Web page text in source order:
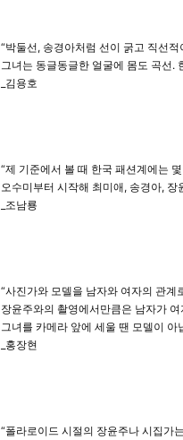
“박둘선, 송경아처럼 선이 굵고 직선
그녀는 동글동글한 얼굴에 몸도 곡선.
_김용호
“제 기준에서 볼 때 한국 패션계에는
오수미부터 시작해 최미애, 송경아, 장
_조남룡
“사진가와 모델을 남자와 여자의 관
장윤주와의 촬영에서만큼은 남자가 여
그녀를 카메라 앞에 세울 땐 모델이 아
_홍장현
“폴라로이드 시절의 장윤주나 시집가